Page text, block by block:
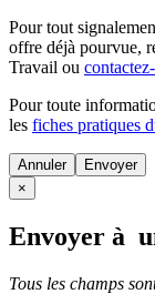
Pour tout
offre déjà pourvue,
Travail ou
Pour toute
les fiches pratiques
Annuler
×
Envoyer à
Tous les champs